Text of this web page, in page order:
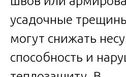
усадочные
могут снижать
способность и